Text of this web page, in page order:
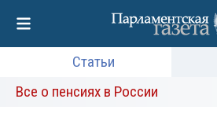
Статьи
Все о пенсиях в России